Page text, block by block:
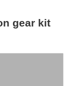
gear kit